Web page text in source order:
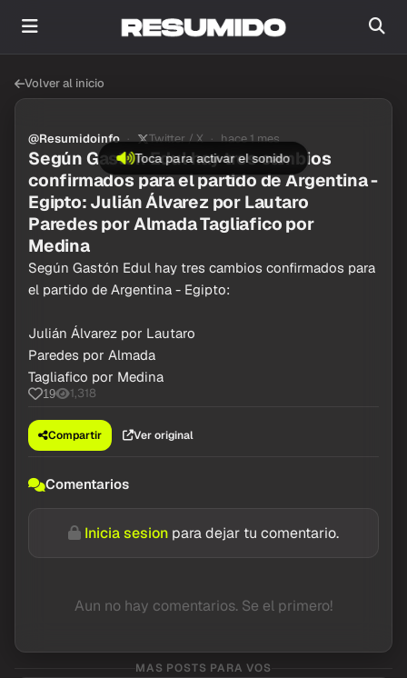
Volver al inicio
Toca para activar el sonido
@Resumidoinfo Twitter / X hace 1 mes
Según Gastón Edul hay tres cambios
confirmados para el partido de Argentina -
Egipto: Julián Álvarez por Lautaro
Paredes por Almada Tagliafico por
Medina
Según Gastón Edul hay tres cambios confirmados para
el partido de Argentina - Egipto:
Julián Álvarez por Lautaro
Paredes por Almada
Tagliafico por Medina
19 1,318
Compartir Ver original
Comentarios
Inicia sesion para dejar tu comentario.
Aun no hay comentarios. Se el primero!
MAS POSTS PARA VOS